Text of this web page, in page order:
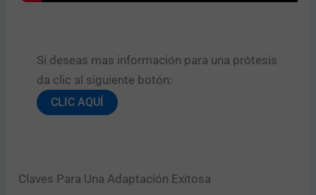
Si deseas mas información para una prótesis
da clic al siguiente botón:​
CLIC AQUÍ
Claves Para Una Adaptación Exitosa